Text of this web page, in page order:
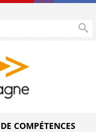
COMPÉTENCES